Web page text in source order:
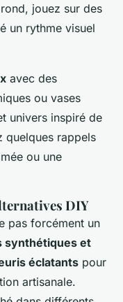
jouez sur des
un rythme visuel
avec des
ou vases
univers inspiré de
quelques rappels
ou une
DIY
pas forcément un
synthétiques et
éclatants pour
artisanale.